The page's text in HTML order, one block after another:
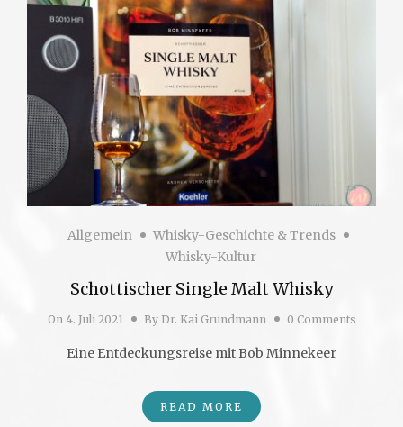
Allgemein
Whisky-Geschichte & Trends
Whisky-Kultur
Schottischer Single Malt Whisky
On 4. Juli 2021 By Dr. Kai Grundmann 0 Comments
Eine Entdeckungsreise mit Bob Minnekeer
READ MORE